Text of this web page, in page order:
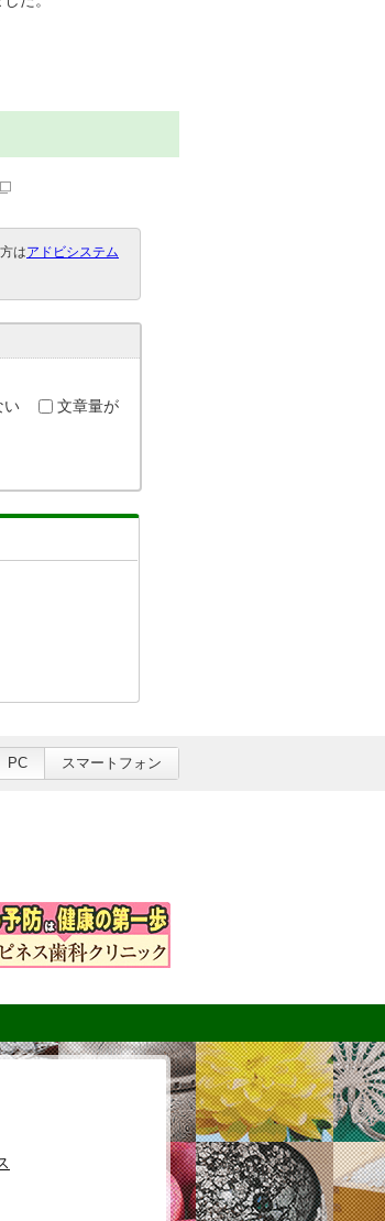
はアドビシステム
い
文章量が
PC スマートフォン